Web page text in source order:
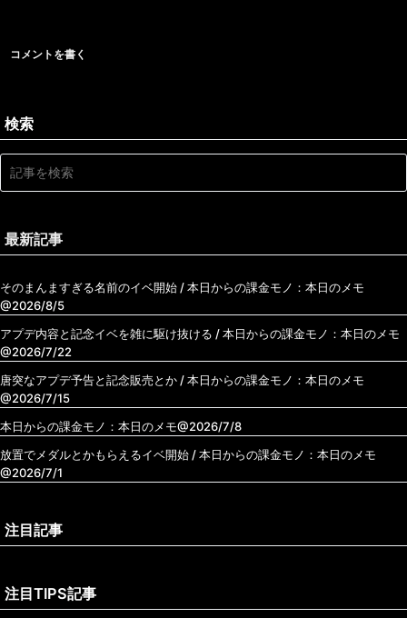
コメントを書く
検索
最新記事
そのまんますぎる名前のイベ開始 / 本日からの課金モノ：本日のメモ
@2026/8/5
アプデ内容と記念イベを雑に駆け抜ける / 本日からの課金モノ：本日のメモ
@2026/7/22
唐突なアプデ予告と記念販売とか / 本日からの課金モノ：本日のメモ
@2026/7/15
本日からの課金モノ：本日のメモ@2026/7/8
放置でメダルとかもらえるイベ開始 / 本日からの課金モノ：本日のメモ
@2026/7/1
注目記事
注目TIPS記事